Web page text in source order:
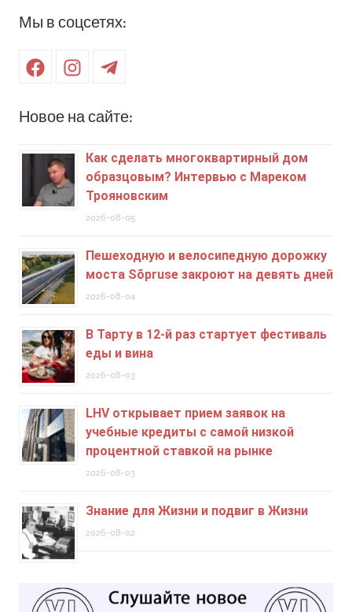
Мы в соцсетях:
FacebookInstagramTelegram
Новое на сайте:
Как сделать многоквартирный дом
образцовым? Интервью с Мареком
Трояновским
2026-08-05
Пешеходную и велосипедную дорожку
моста Sõpruse закроют на девять дней
2026-08-04
В Тарту в 12-й раз стартует фестиваль
еды и вина
2026-08-03
LHV открывает прием заявок на
учебные кредиты c самой низкой
процентной ставкой на рынке
2026-08-03
Знание для Жизни и подвиг в Жизни
2026-08-02